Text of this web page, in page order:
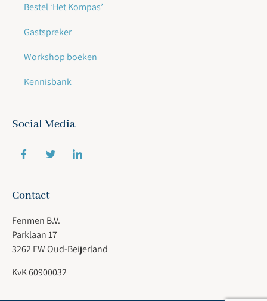
Bestel ‘Het Kompas’
Gastspreker
Workshop boeken
Kennisbank
Social Media
Contact
Fenmen B.V.
Parklaan 17
3262 EW Oud-Beijerland
KvK 60900032